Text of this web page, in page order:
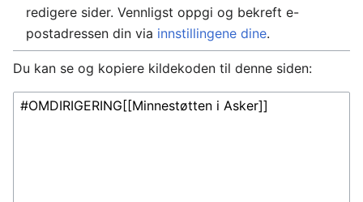
redigere sider. Vennligst oppgi og bekreft e-
postadressen din via innstillingene dine.
Du kan se og kopiere kildekoden til denne siden: